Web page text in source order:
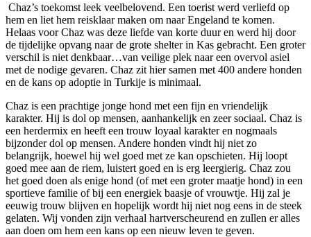
Chaz’s toekomst leek veelbelovend. Een toerist werd verliefd op
hem en liet hem reisklaar maken om naar Engeland te komen.
Helaas voor Chaz was deze liefde van korte duur en werd hij door
de tijdelijke opvang naar de grote shelter in Kas gebracht. Een groter
verschil is niet denkbaar…van veilige plek naar een overvol asiel
met de nodige gevaren. Chaz zit hier samen met 400 andere honden
en de kans op adoptie in Turkije is minimaal.
Chaz is een prachtige jonge hond met een fijn en vriendelijk
karakter. Hij is dol op mensen, aanhankelijk en zeer sociaal. Chaz is
een herdermix en heeft een trouw loyaal karakter en nogmaals
bijzonder dol op mensen. Andere honden vindt hij niet zo
belangrijk, hoewel hij wel goed met ze kan opschieten. Hij loopt
goed mee aan de riem, luistert goed en is erg leergierig. Chaz zou
het goed doen als enige hond (of met een groter maatje hond) in een
sportieve familie of bij een energiek baasje of vrouwtje. Hij zal je
eeuwig trouw blijven en hopelijk wordt hij niet nog eens in de steek
gelaten. Wij vonden zijn verhaal hartverscheurend en zullen er alles
aan doen om hem een kans op een nieuw leven te geven.